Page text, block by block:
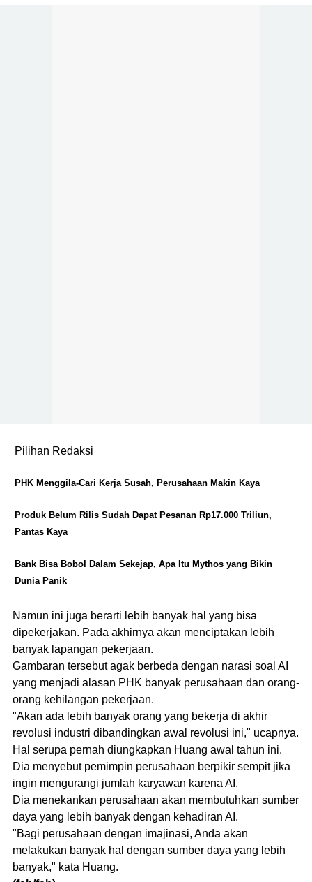
Pilihan Redaksi
PHK Menggila-Cari Kerja Susah, Perusahaan Makin Kaya
Produk Belum Rilis Sudah Dapat Pesanan Rp17.000 Triliun,
Pantas Kaya
Bank Bisa Bobol Dalam Sekejap, Apa Itu Mythos yang Bikin
Dunia Panik
Namun ini juga berarti lebih banyak hal yang bisa
dipekerjakan. Pada akhirnya akan menciptakan lebih
banyak lapangan pekerjaan.
Gambaran tersebut agak berbeda dengan narasi soal AI
yang menjadi alasan PHK banyak perusahaan dan orang-
orang kehilangan pekerjaan.
"Akan ada lebih banyak orang yang bekerja di akhir
revolusi industri dibandingkan awal revolusi ini," ucapnya.
Hal serupa pernah diungkapkan Huang awal tahun ini.
Dia menyebut pemimpin perusahaan berpikir sempit jika
ingin mengurangi jumlah karyawan karena AI.
Dia menekankan perusahaan akan membutuhkan sumber
daya yang lebih banyak dengan kehadiran AI.
"Bagi perusahaan dengan imajinasi, Anda akan
melakukan banyak hal dengan sumber daya yang lebih
banyak," kata Huang.